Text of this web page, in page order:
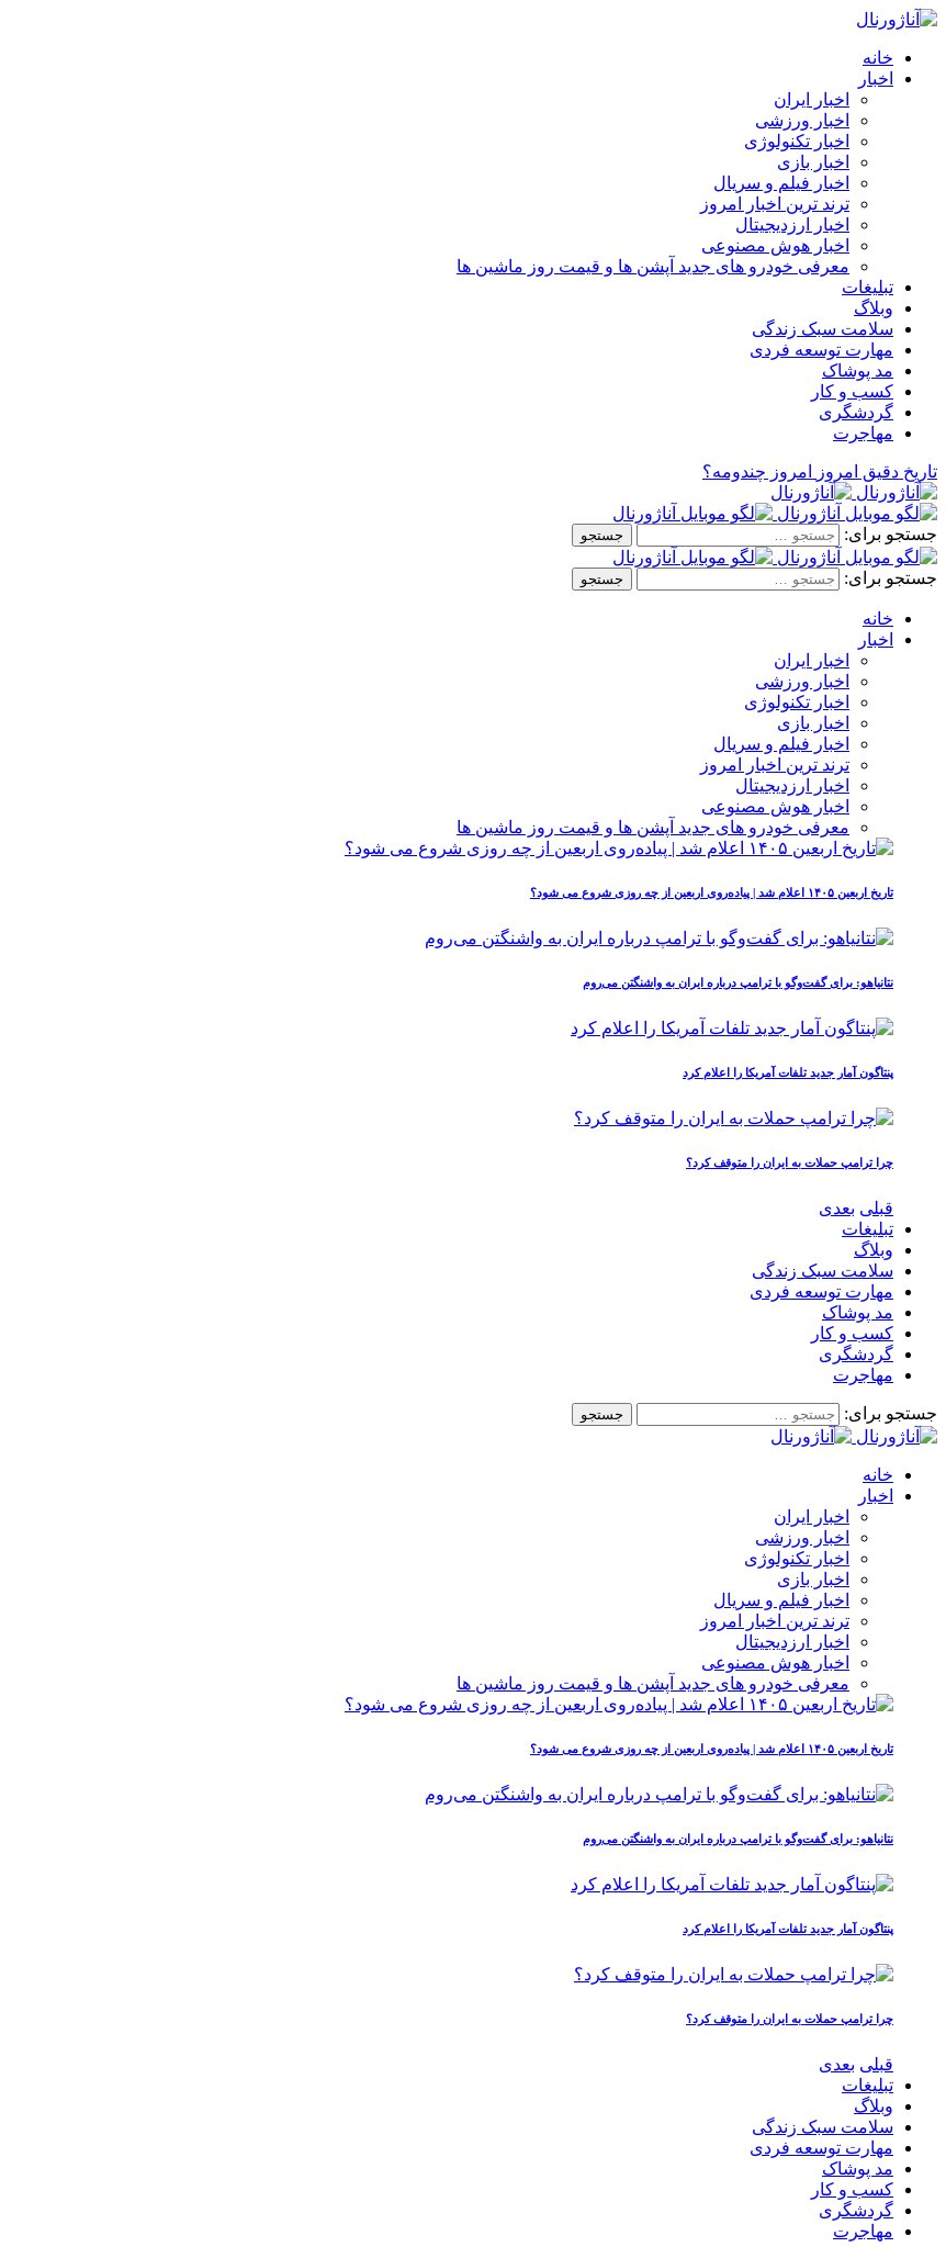
خانه
اخبار
اخبار ایران
اخبار ورزشی
اخبار تکنولوژی
اخبار بازی
اخبار فیلم و سریال
ترند ترین اخبار امروز
اخبار ارزدیجیتال
اخبار هوش مصنوعی
معرفی خودرو های جدید آپشن‌ ها و قیمت روز ماشین‌ ها
تبلیغات
وبلاگ
سلامت سبک زندگی
مهارت توسعه فردی
مد پوشاک
کسب و کار
گردشگری
مهاجرت
تاریخ دقیق امروز امروز چندومه؟
جستجو برای:
جستجو برای:
خانه
اخبار
اخبار ایران
اخبار ورزشی
اخبار تکنولوژی
اخبار بازی
اخبار فیلم و سریال
ترند ترین اخبار امروز
اخبار ارزدیجیتال
اخبار هوش مصنوعی
معرفی خودرو های جدید آپشن‌ ها و قیمت روز ماشین‌ ها
تاریخ اربعین ۱۴۰۵ اعلام شد | پیاده‌روی اربعین از چه روزی شروع می‌ شود؟
نتانیاهو: برای گفت‌وگو با ترامپ درباره ایران به واشنگتن می‌روم
پنتاگون آمار جدید تلفات آمریکا را اعلام کرد
چرا ترامپ حملات به ایران را متوقف کرد؟
قبلی بعدی
تبلیغات
وبلاگ
سلامت سبک زندگی
مهارت توسعه فردی
مد پوشاک
کسب و کار
گردشگری
مهاجرت
جستجو برای:
خانه
اخبار
اخبار ایران
اخبار ورزشی
اخبار تکنولوژی
اخبار بازی
اخبار فیلم و سریال
ترند ترین اخبار امروز
اخبار ارزدیجیتال
اخبار هوش مصنوعی
معرفی خودرو های جدید آپشن‌ ها و قیمت روز ماشین‌ ها
تاریخ اربعین ۱۴۰۵ اعلام شد | پیاده‌روی اربعین از چه روزی شروع می‌ شود؟
نتانیاهو: برای گفت‌وگو با ترامپ درباره ایران به واشنگتن می‌روم
پنتاگون آمار جدید تلفات آمریکا را اعلام کرد
چرا ترامپ حملات به ایران را متوقف کرد؟
قبلی بعدی
تبلیغات
وبلاگ
سلامت سبک زندگی
مهارت توسعه فردی
مد پوشاک
کسب و کار
گردشگری
مهاجرت